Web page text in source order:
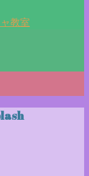
教室